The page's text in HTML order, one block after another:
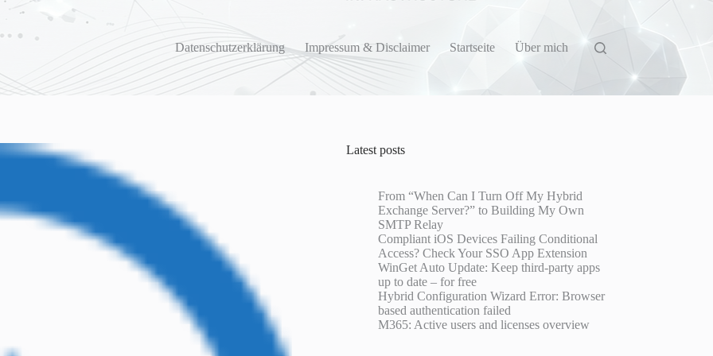
Datenschutzerklärung Impressum & Disclaimer Startseite Über mich
Latest posts
From “When Can I Turn Off My Hybrid
Exchange Server?” to Building My Own
SMTP Relay
Compliant iOS Devices Failing Conditional
Access? Check Your SSO App Extension
WinGet Auto Update: Keep third-party apps
up to date – for free
Hybrid Configuration Wizard Error: Browser
based authentication failed
M365: Active users and licenses overview